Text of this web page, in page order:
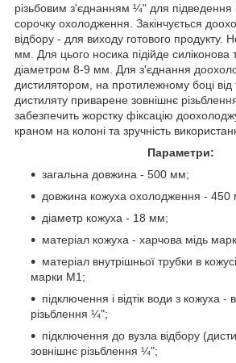
різьбовим з'єднанням ¼" для підведення
сорочку охолодження. Закінчується
відбору - для виходу готового продукту.
мм. Для цього носика підійде силіконова
діаметром 8-9 мм. Для з'єднання
дистилятором, на протилежному боці від
дистиляту приварене зовнішнє
забезпечить жорстку фіксацію
краном на колоні та зручність
Параметри:
загальна довжина - 500 мм;
довжина кожуха охолодження - 450
діаметр кожуха - 18 мм;
матеріал кожуха - харчова мідь
матеріал внутрішньої трубки в
марки М1;
підключення і відтік води з кожуха -
різьблення ¼";
підключення до вузла відбору
зовнішнє різьблення ¼";